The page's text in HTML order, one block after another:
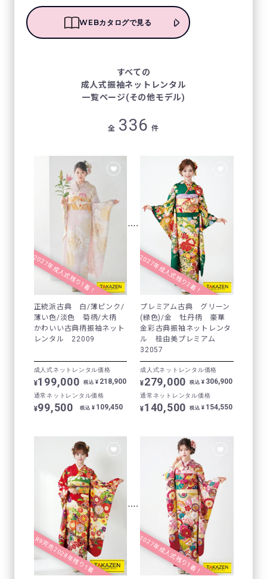
WEBカタログで見る
すべての
成人式振袖ネットレンタル
一覧ページ(その他モデル)
全 336 件
2027年成人式残り1着！
正統派古典 白/薄ピンク/
薄い色/淡色 菊柄/大柄
かわいい古典柄振袖ネット
レンタル 22009
成人式ネットレンタル価格
¥199,000 税込 ¥ 218,900
通常ネットレンタル価格
¥99,500 税込 ¥ 109,450
2027年成人式残り2着！
プレミアム古典 グリーン
(緑色)/金 牡丹柄 豪華
金彩古典振袖ネットレンタ
ル 桂由美プレミアム
32057
成人式ネットレンタル価格
¥279,000 税込 ¥ 306,900
通常ネットレンタル価格
¥140,500 税込 ¥ 154,550
R9完売2028年残り1着 2027年成人式残り1着！